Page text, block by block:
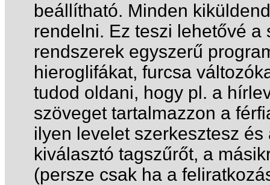
beállítható. Minden
rendelni. Ez teszi lehetővé
rendszerek egyszerű
hieroglifákat, furcsa
tudod oldani, hogy pl. a
szöveget tartalmazzon a
ilyen levelet szerkesztesz
kiválasztó tagszűrőt, a
(persze csak ha a